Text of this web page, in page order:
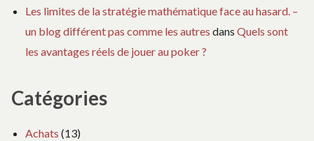
Les limites de la stratégie mathématique face au hasard. –
un blog différent pas comme les autres dans Quels sont
les avantages réels de jouer au poker ?
Catégories
Achats (13)